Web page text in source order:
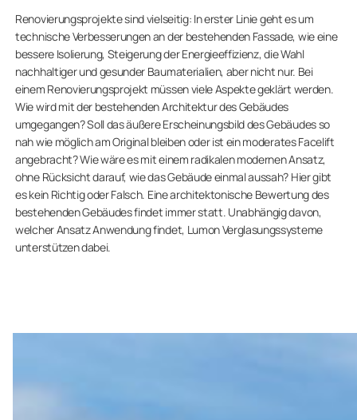
Renovierungsprojekte sind vielseitig: In erster Linie geht es um
technische Verbesserungen an der bestehenden Fassade, wie eine
bessere Isolierung, Steigerung der Energieeffizienz, die Wahl
nachhaltiger und gesunder Baumaterialien, aber nicht nur. Bei
einem Renovierungsprojekt müssen viele Aspekte geklärt werden.
Wie wird mit der bestehenden Architektur des Gebäudes
umgegangen? Soll das äußere Erscheinungsbild des Gebäudes so
nah wie möglich am Original bleiben oder ist ein moderates Facelift
angebracht? Wie wäre es mit einem radikalen modernen Ansatz,
ohne Rücksicht darauf, wie das Gebäude einmal aussah? Hier gibt
es kein Richtig oder Falsch. Eine architektonische Bewertung des
bestehenden Gebäudes findet immer statt. Unabhängig davon,
welcher Ansatz Anwendung findet, Lumon Verglasungssysteme
unterstützen dabei.